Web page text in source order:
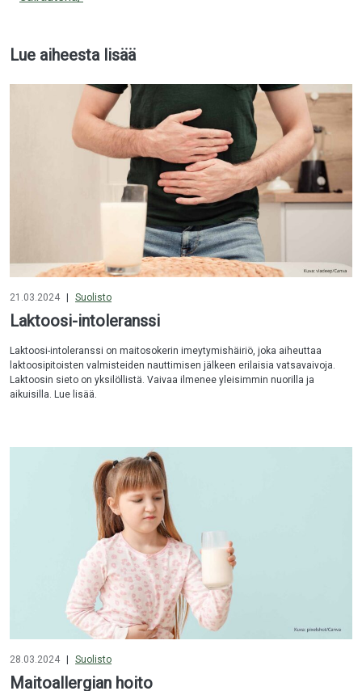
Lue aiheesta lisää
21.03.2024 | Suolisto
Laktoosi-intoleranssi
Laktoosi-intoleranssi on maitosokerin imeytymishäiriö, joka aiheuttaa
laktoosipitoisten valmisteiden nauttimisen jälkeen erilaisia vatsavaivoja.
Laktoosin sieto on yksilöllistä. Vaivaa ilmenee yleisimmin nuorilla ja
aikuisilla. Lue lisää.
28.03.2024 Suolisto
Maitoallergian hoito